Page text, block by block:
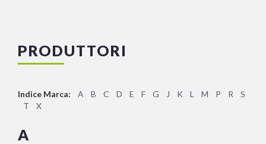
PRODUTTORI
Indice Marca: A B C D E F G J K L M P R
S
T
X
A